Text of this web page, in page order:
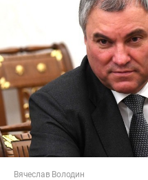
Вячеслав Володин